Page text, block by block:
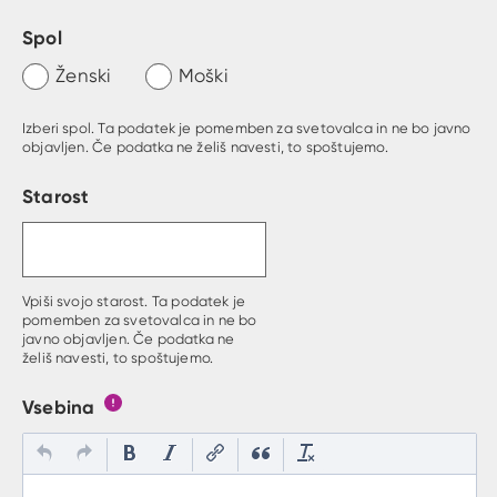
Spol
Ženski Moški
Izberi spol. Ta podatek je pomemben za svetovalca in ne bo javno
objavljen. Če podatka ne želiš navesti, to spoštujemo.
Starost
Vpiši svojo starost. Ta podatek je
pomemben za svetovalca in ne bo
javno objavljen. Če podatka ne
želiš navesti, to spoštujemo.
Vsebina